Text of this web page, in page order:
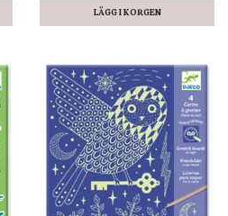
LÄGG I KORGEN